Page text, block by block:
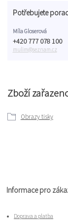
Zboží
Obrazy tisky
Potřebujete
Míla Gloserová
+420 777 078 100
mulim@seznam.cz
Informace pro
Doprava a platba